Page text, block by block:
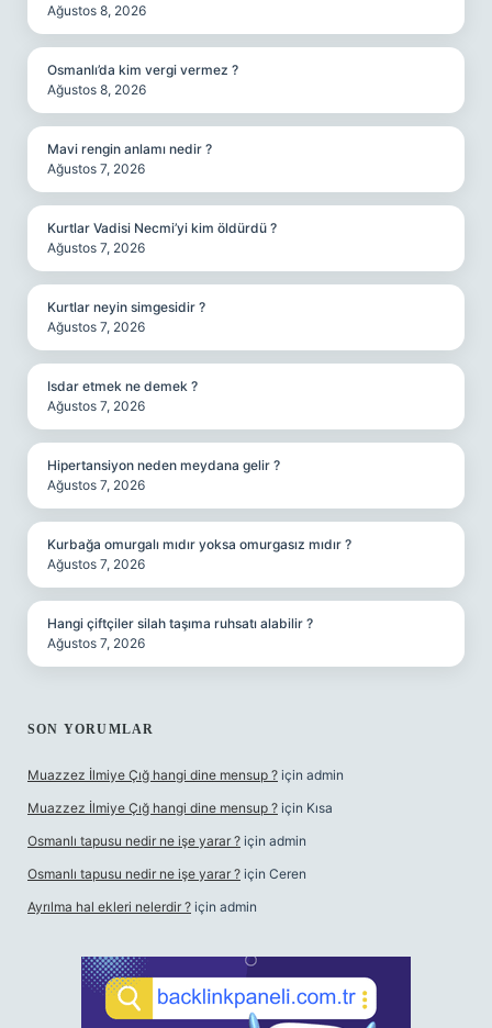
Ağustos 8, 2026
Osmanlı’da kim vergi vermez ?
Ağustos 8, 2026
Mavi rengin anlamı nedir ?
Ağustos 7, 2026
Kurtlar Vadisi Necmi’yi kim öldürdü ?
Ağustos 7, 2026
Kurtlar neyin simgesidir ?
Ağustos 7, 2026
Isdar etmek ne demek ?
Ağustos 7, 2026
Hipertansiyon neden meydana gelir ?
Ağustos 7, 2026
Kurbağa omurgalı mıdır yoksa omurgasız mıdır ?
Ağustos 7, 2026
Hangi çiftçiler silah taşıma ruhsatı alabilir ?
Ağustos 7, 2026
SON YORUMLAR
Muazzez İlmiye Çığ hangi dine mensup ? için admin
Muazzez İlmiye Çığ hangi dine mensup ? için Kısa
Osmanlı tapusu nedir ne işe yarar ? için admin
Osmanlı tapusu nedir ne işe yarar ? için Ceren
Ayrılma hal ekleri nelerdir ? için admin